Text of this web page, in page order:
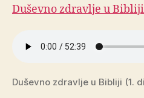
Duševno zdravlje u
Duševno zdravlje u Bibliji (1.